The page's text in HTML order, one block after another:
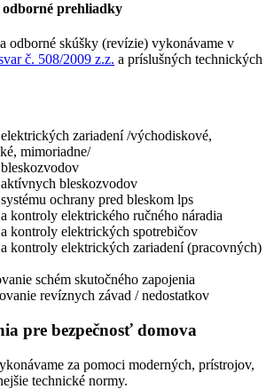
prehliadky
odborné skúšky (revízie) vykonávame v
č. 508/2009 z.z. a príslušných technických
zariadení /východiskové,
mimoriadne/
bleskozvodov
ochrany pred bleskom lps
kontroly elektrického ručného náradia
kontroly elektrických spotrebičov
kontroly elektrických zariadení (pracovných)
schém skutočného zapojenia
revíznych závad / nedostatkov
pre bezpečnosť domova
za pomoci moderných, prístrojov,
technické normy.